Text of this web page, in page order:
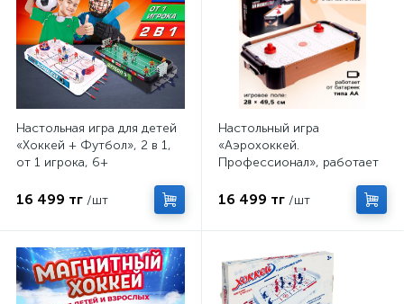
Настольная игра для детей
«Хоккей + Футбол», 2 в 1,
от 1 игрока, 6+
16 499 тг /шт
Настольный игра
«Аэрохоккей.
Профессионал», работает
16 499 тг /шт